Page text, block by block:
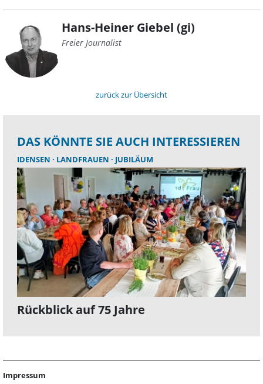
Hans-Heiner Giebel (gi)
Freier Journalist
zurück zur Übersicht
DAS KÖNNTE SIE AUCH INTERESSIEREN
IDENSEN LANDFRAUEN JUBILÄUM
Rückblick auf 75 Jahre
Impressum